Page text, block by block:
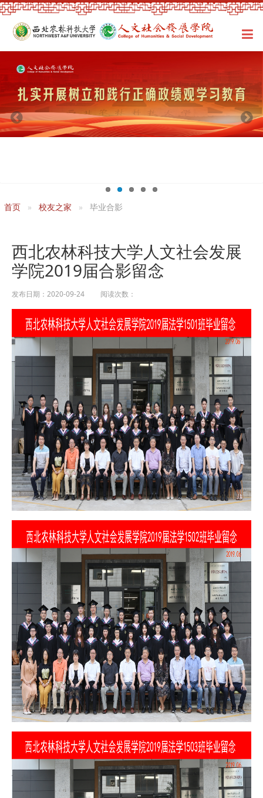
首页 校友之家 毕业合影
西北农林科技大学人文社会发展
学院2019届合影留念
发布日期：2020-09-24 阅读次数：